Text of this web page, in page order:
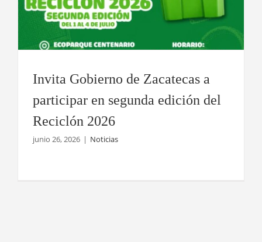
Invita Gobierno de Zacatecas a
participar en segunda edición del
Reciclón 2026
junio 26, 2026 | Noticias